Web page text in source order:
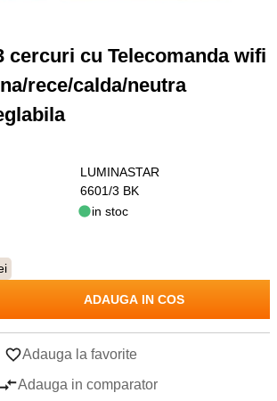
cercuri cu Telecomanda wifi
rece/calda/neutra
LUMINASTAR
6601/3 BK
in stoc
ADAUGA IN COS
Adauga la favorite
Adauga in comparator